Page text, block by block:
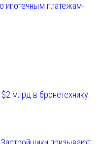
ипотечным платежам-
млрд в бронетехнику